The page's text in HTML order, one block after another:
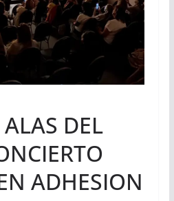
DEL
ADHESION